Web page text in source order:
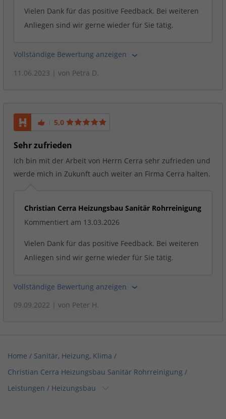
Vielen Dank für das positive Feedback. Bei weiteren
Anliegen sind wir gerne wieder für Sie tätig.
Vollständige Bewertung anzeigen
11.06.2023 | von Petra D.
5,0
Sehr zufrieden
Ich bin mit der Arbeit von Herrn Cerra sehr zufrieden und
werde mich in Zukunft auch weiter an Firma Cerra halten.
Christian Cerra Heizungsbau Sanitär Rohrreinigung
Kommentiert am 13.03.2026
Vielen Dank für das positive Feedback. Bei weiteren
Anliegen sind wir gerne wieder für Sie tätig.
Vollständige Bewertung anzeigen
09.09.2022 | von Peter H.
Home / Sanitär, Heizung, Klima /
Christian Cerra Heizungsbau Sanitär Rohrreinigung /
Leistungen / Heizungsbau